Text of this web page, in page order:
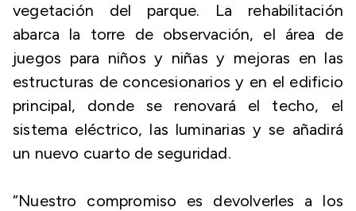
vegetación del parque. La rehabilitación
abarca la torre de observación, el área de
juegos para niños y niñas y mejoras en las
estructuras de concesionarios y en el edificio
principal, donde se renovará el techo, el
sistema eléctrico, las luminarias y se añadirá
un nuevo cuarto de seguridad.
“Nuestro compromiso es devolverles a los